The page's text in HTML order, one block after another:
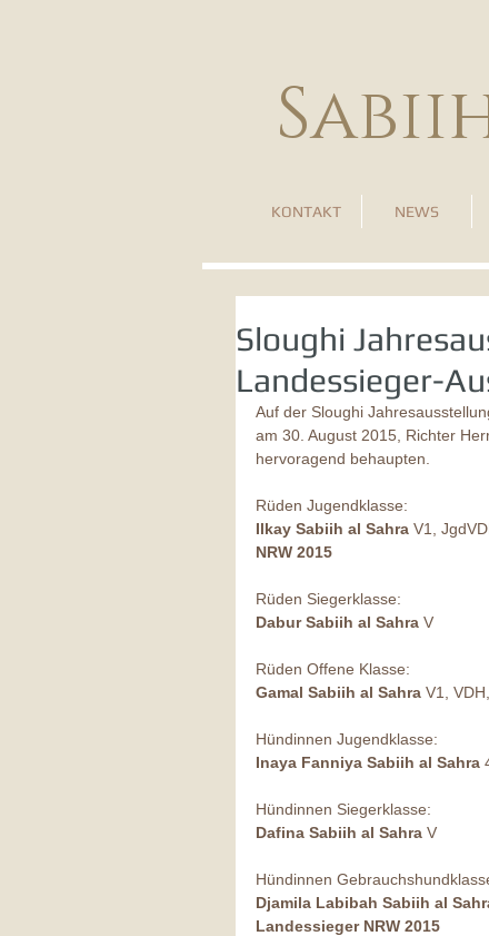
KONTAKT NEWS
Sloughi
Landessieger-
Auf der Sloughi
am 30. August 2015, Richter
hervoragend behaupten.
Rüden Jugendklasse:
Ilkay Sabiih al Sahra V1,
NRW 2015
Rüden Siegerklasse:
Dabur Sabiih al Sahra V
Rüden Offene Klasse:
Gamal Sabiih al Sahra V1,
Hündinnen Jugendklasse:
Inaya Fanniya Sabiih al Sahra
Hündinnen Siegerklasse:
Dafina Sabiih al Sahra V
Hündinnen
Djamila Labibah Sabiih al
Landessieger NRW 2015